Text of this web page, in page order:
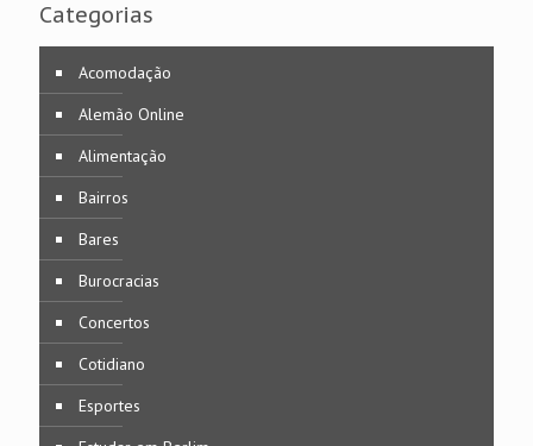
Categorias
Acomodação
Alemão Online
Alimentação
Bairros
Bares
Burocracias
Concertos
Cotidiano
Esportes